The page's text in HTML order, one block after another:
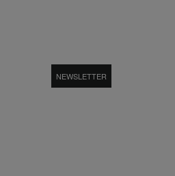
NEWSLETTER